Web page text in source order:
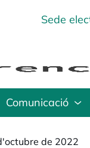
Sede
Comunicació
de 2022